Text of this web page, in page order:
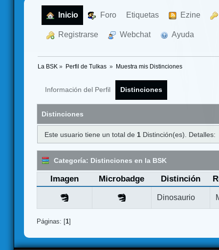
Inicio Foro Etiquetas Ezine
Registrarse Webchat Ayuda
La BSK » Perfil de Tulkas » Muestra mis Distinciones
Información del Perfil Distinciones
Distinciones
Este usuario tiene un total de 1 Distinción(es). Detalles:
Categoría: Distinciones en la BSK
Imagen Microbadge Distinción
Dinosaurio
Páginas: [1]